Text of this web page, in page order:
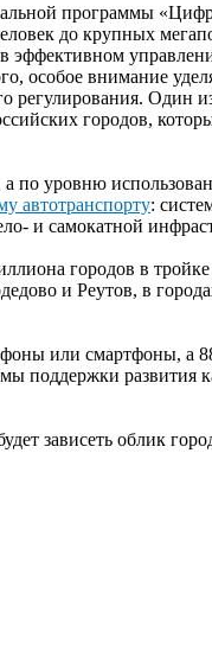
программы
до крупных
эффективном
особое внимание
регулирования. Один
городов,
по уровню
автотранспорту:
и самокатной
городов в
и Реутов, в
или смартфоны, а
поддержки развития
зависеть облик